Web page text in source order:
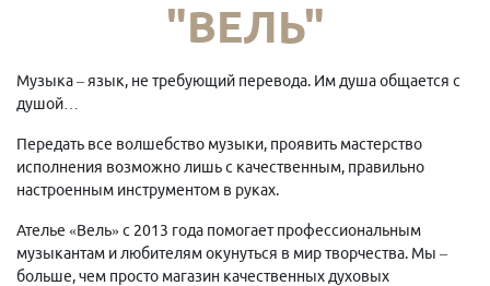
"ВЕЛЬ"
Музыка – язык, не требующий перевода. Им душа общается с
душой…
Передать все волшебство музыки, проявить мастерство
исполнения возможно лишь с качественным, правильно
настроенным инструментом в руках.
Ателье «Вель» с 2013 года помогает профессиональным
музыкантам и любителям окунуться в мир творчества. Мы –
больше, чем просто магазин качественных духовых